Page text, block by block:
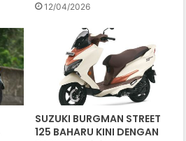
12/04/2026
SUZUKI BURGMAN STREET
125 BAHARU KINI DENGAN